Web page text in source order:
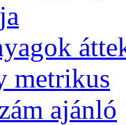
metrikus
ajánló